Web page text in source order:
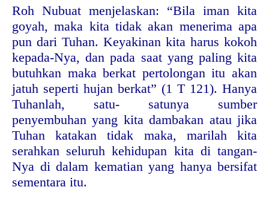
Roh Nubuat menjelaskan: “Bila iman kita
goyah, maka kita tidak akan menerima apa
pun dari Tuhan. Keyakinan kita harus kokoh
kepada-Nya, dan pada saat yang paling kita
butuhkan maka berkat pertolongan itu akan
jatuh seperti hujan berkat” (1 T 121). Hanya
Tuhanlah, satu- satunya sumber
penyembuhan yang kita dambakan atau jika
Tuhan katakan tidak maka, marilah kita
serahkan seluruh kehidupan kita di tangan-
Nya di dalam kematian yang hanya bersifat
sementara itu.